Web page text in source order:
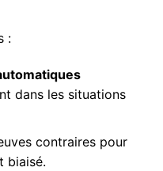
:
dans les situations
contraires pour
biaisé.